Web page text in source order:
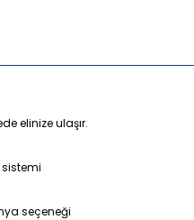
elinize ulaşır.
seçeneği